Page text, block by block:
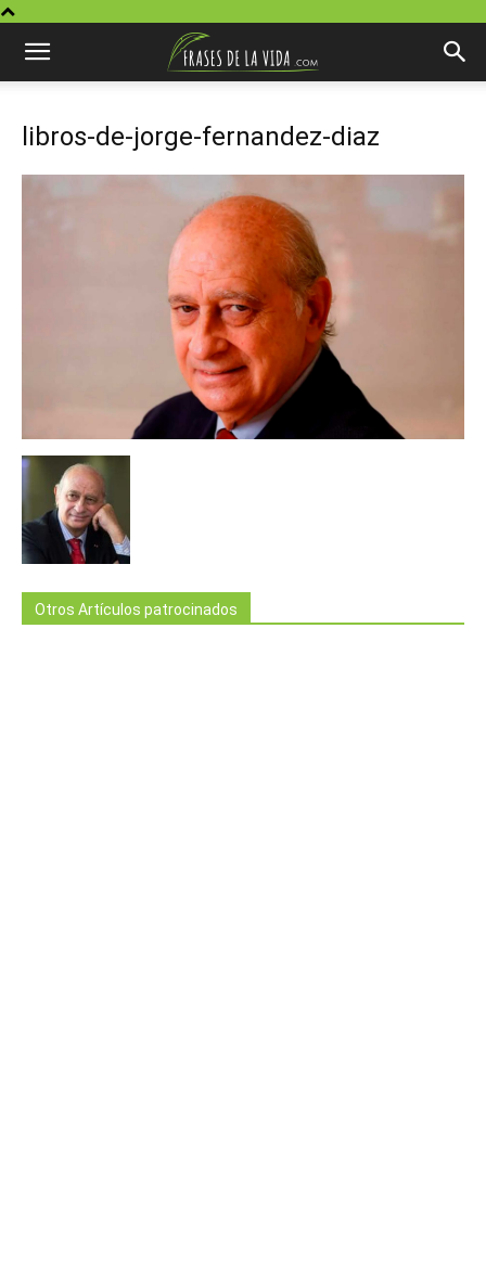
libros-de-jorge-fernandez-diaz
Otros Artículos patrocinados